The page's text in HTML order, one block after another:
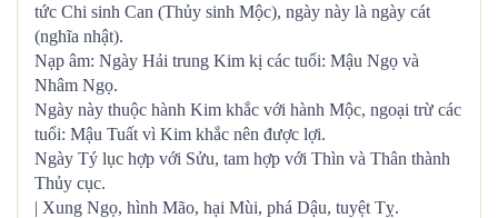
tức Chi sinh Can (Thủy sinh Mộc), ngày này là ngày cát
(nghĩa nhật).
Nạp âm: Ngày Hải trung Kim kị các tuổi: Mậu Ngọ và
Nhâm Ngọ.
Ngày này thuộc hành Kim khắc với hành Mộc, ngoại trừ các
tuổi: Mậu Tuất vì Kim khắc nên được lợi.
Ngày Tý lục hợp với Sửu, tam hợp với Thìn và Thân thành
Thủy cục.
| Xung Ngọ, hình Mão, hại Mùi, phá Dậu, tuyệt Tỵ.